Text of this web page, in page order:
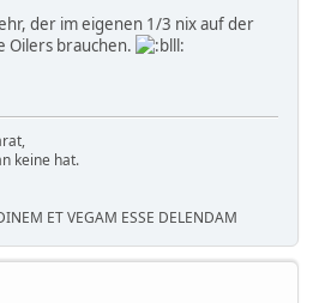
der im eigenen 1/3 nix auf der
Oilers brauchen.
keine hat.
ET VEGAM ESSE DELENDAM